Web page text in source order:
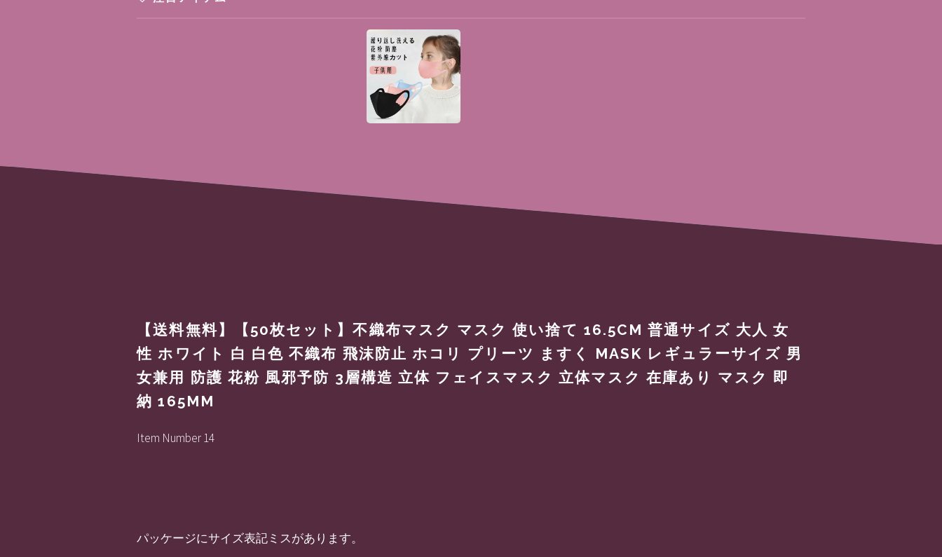
【送料無料】【50枚セット】不織布マスク マスク 使い捨て 16.5CM 普通サイズ 大人 女
性 ホワイト 白 白色 不織布 飛沫防止 ホコリ プリーツ ますく MASK レギュラーサイズ 男
女兼用 防護 花粉 風邪予防 3層構造 立体 フェイスマスク 立体マスク 在庫あり マスク 即
納 165MM
Item Number 14
パッケージにサイズ表記ミスがあります。